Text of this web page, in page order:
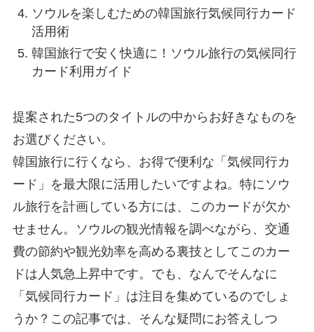
ソウルを楽しむための韓国旅行気候同行カード
活用術
韓国旅行で安く快適に！ソウル旅行の気候同行
カード利用ガイド
提案された5つのタイトルの中からお好きなものを
お選びください。
韓国旅行に行くなら、お得で便利な「気候同行カ
ード」を最大限に活用したいですよね。特にソウ
ル旅行を計画している方には、このカードが欠か
せません。ソウルの観光情報を調べながら、交通
費の節約や観光効率を高める裏技としてこのカー
ドは人気急上昇中です。でも、なんでそんなに
「気候同行カード」は注目を集めているのでしょ
うか？この記事では、そんな疑問にお答えしつ